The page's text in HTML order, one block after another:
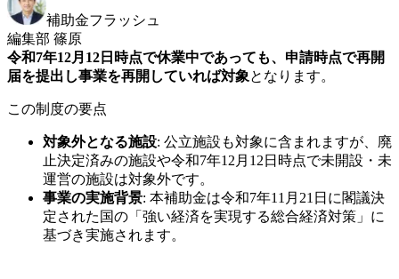
補助金フラッシュ
編集部 篠原
令和7年12月12日時点で休業中であっても、申請時点で再開
届を提出し事業を再開していれば対象となります。
この制度の要点
対象外となる施設: 公立施設も対象に含まれますが、廃
止決定済みの施設や令和7年12月12日時点で未開設・未
運営の施設は対象外です。
事業の実施背景: 本補助金は令和7年11月21日に閣議決
定された国の「強い経済を実現する総合経済対策」に
基づき実施されます。